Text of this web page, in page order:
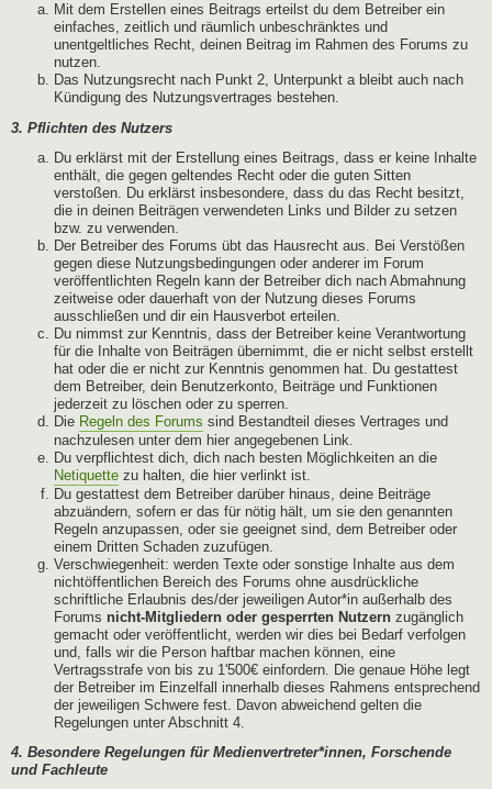
Mit dem Erstellen eines Beitrags erteilst du dem Betreiber ein
einfaches, zeitlich und räumlich unbeschränktes und
unentgeltliches Recht, deinen Beitrag im Rahmen des Forums zu
nutzen.
Das Nutzungsrecht nach Punkt 2, Unterpunkt a bleibt auch nach
Kündigung des Nutzungsvertrages bestehen.
3. Pflichten des Nutzers
Du erklärst mit der Erstellung eines Beitrags, dass er keine Inhalte
enthält, die gegen geltendes Recht oder die guten Sitten
verstoßen. Du erklärst insbesondere, dass du das Recht besitzt,
die in deinen Beiträgen verwendeten Links und Bilder zu setzen
bzw. zu verwenden.
Der Betreiber des Forums übt das Hausrecht aus. Bei Verstößen
gegen diese Nutzungsbedingungen oder anderer im Forum
veröffentlichten Regeln kann der Betreiber dich nach Abmahnung
zeitweise oder dauerhaft von der Nutzung dieses Forums
ausschließen und dir ein Hausverbot erteilen.
Du nimmst zur Kenntnis, dass der Betreiber keine Verantwortung
für die Inhalte von Beiträgen übernimmt, die er nicht selbst erstellt
hat oder die er nicht zur Kenntnis genommen hat. Du gestattest
dem Betreiber, dein Benutzerkonto, Beiträge und Funktionen
jederzeit zu löschen oder zu sperren.
Die Regeln des Forums sind Bestandteil dieses Vertrages und
nachzulesen unter dem hier angegebenen Link.
Du verpflichtest dich, dich nach besten Möglichkeiten an die
Netiquette zu halten, die hier verlinkt ist.
Du gestattest dem Betreiber darüber hinaus, deine Beiträge
abzuändern, sofern er das für nötig hält, um sie den genannten
Regeln anzupassen, oder sie geeignet sind, dem Betreiber oder
einem Dritten Schaden zuzufügen.
Verschwiegenheit: werden Texte oder sonstige Inhalte aus dem
nichtöffentlichen Bereich des Forums ohne ausdrückliche
schriftliche Erlaubnis des/der jeweiligen Autor*in außerhalb des
Forums nicht-Mitgliedern oder gesperrten Nutzern zugänglich
gemacht oder veröffentlicht, werden wir dies bei Bedarf verfolgen
und, falls wir die Person haftbar machen können, eine
Vertragsstrafe von bis zu 1'500€ einfordern. Die genaue Höhe legt
der Betreiber im Einzelfall innerhalb dieses Rahmens entsprechend
der jeweiligen Schwere fest. Davon abweichend gelten die
Regelungen unter Abschnitt 4.
4. Besondere Regelungen für Medienvertreter*innen, Forschende
und Fachleute